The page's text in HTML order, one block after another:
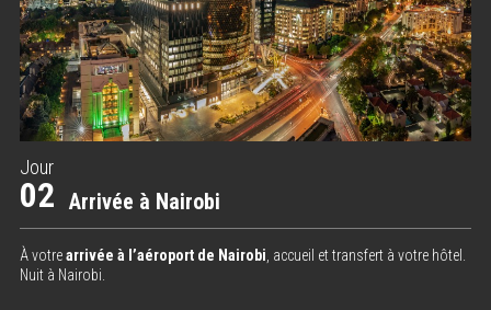
Jour
02 Arrivée à Nairobi
À votrearrivée à l’aéroport de Nairobi, accueil et transfert à votre hôtel.
Nuit à Nairobi.